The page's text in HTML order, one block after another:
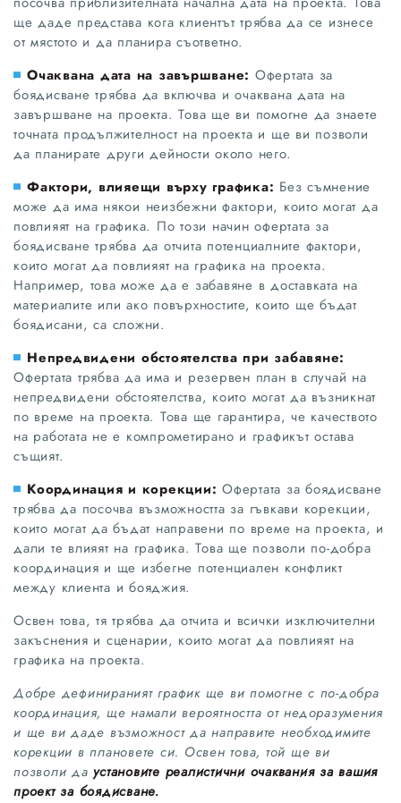
ще даде представа кога клиентът трябва да се изнесе
от мястото и да планира съответно.
Очаквана дата на завършване: Офертата за
боядисване трябва да включва и очаквана дата на
завършване на проекта. Това ще ви помогне да знаете
точната продължителност на проекта и ще ви позволи
да планирате други дейности около него.
Фактори, влияещи върху графика: Без съмнение
може да има някои неизбежни фактори, които могат да
повлияят на графика. По този начин офертата за
боядисване трябва да отчита потенциалните фактори,
които могат да повлияят на графика на проекта.
Например, това може да е забавяне в доставката на
материалите или ако повърхностите, които ще бъдат
боядисани, са сложни.
Непредвидени обстоятелства при забавяне:
Офертата трябва да има и резервен план в случай на
непредвидени обстоятелства, които могат да възникнат
по време на проекта. Това ще гарантира, че качеството
на работата не е компрометирано и графикът остава
същият.
Координация и корекции: Офертата за боядисване
трябва да посочва възможността за гъвкави корекции,
които могат да бъдат направени по време на проекта, и
дали те влияят на графика. Това ще позволи по-добра
координация и ще избегне потенциален конфликт
между клиента и бояджия.
Освен това, тя трябва да отчита и всички изключителни
закъснения и сценарии, които могат да повлияят на
графика на проекта.
Добре дефинираният график ще ви помогне с по-добра
координация, ще намали вероятността от недоразумения
и ще ви даде възможност да направите необходимите
корекции в плановете си. Освен това, той ще ви
позволи даустановите реалистични очаквания за вашия
проект за боядисване.